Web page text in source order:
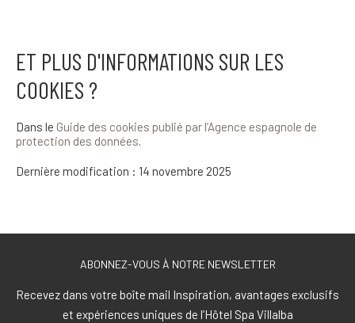
ET PLUS D'INFORMATIONS SUR LES
COOKIES ?
Dans le Guide des cookies publié par l’Agence espagnole de
protection des données.
Dernière modification : 14 novembre 2025
ABONNEZ-VOUS À NOTRE NEWSLETTER
Recevez dans votre boîte mail Inspiration, avantages exclusifs
et expériences uniques de l’Hôtel Spa Villalba